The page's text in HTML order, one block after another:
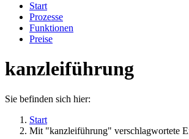
Start
Prozesse
Funktionen
Preise
kanzleiführung
Sie befinden sich hier:
Start
Mit "kanzleiführung" verschlagwortete